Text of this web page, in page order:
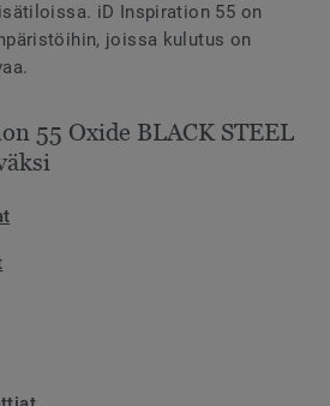
iD Inspiration 55 on
joissa kulutus on
55 Oxide BLACK STEEL